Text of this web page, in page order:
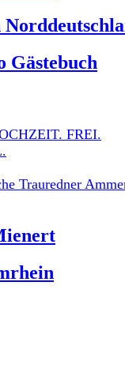
Gästebuch
FREI.
Trauredner